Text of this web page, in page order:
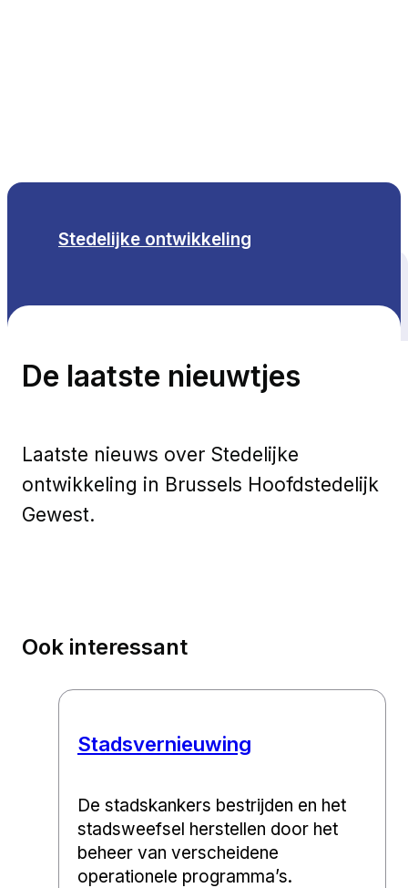
Stedelijke ontwikkeling
De laatste nieuwtjes
Laatste nieuws over Stedelijke
ontwikkeling in Brussels Hoofdstedelijk
Gewest.
Ook interessant
Stadsvernieuwing
De stadskankers bestrijden en het
stadsweefsel herstellen door het
beheer van verscheidene
operationele programma’s.